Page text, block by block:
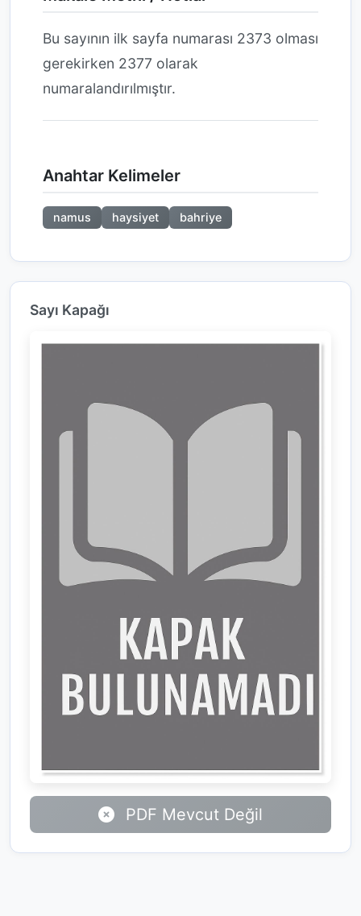
Bu sayının ilk sayfa numarası 2373 olması
gerekirken 2377 olarak
numaralandırılmıştır.
Anahtar Kelimeler
namus haysiyet bahriye
Sayı Kapağı
PDF Mevcut Değil